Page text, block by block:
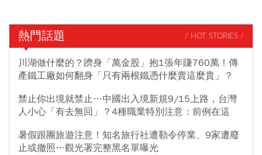
熱門話題 / HOT STORIES /
川湖做什麼的？躋身「萬金股」抱1張年賺760萬！傳
產鐵工廠如何翻身「只有兩根鐵憑什麼賣這麼貴」？
禁止你出境就禁止…中國出入境新規9/15上路，台灣
人小心「有去無回」？4種職業特別注意：前例在這
暑假跟團旅遊注意！知名旅行社遭勒令停業、9家遭廢
止或撤照…觀光署完整黑名單曝光